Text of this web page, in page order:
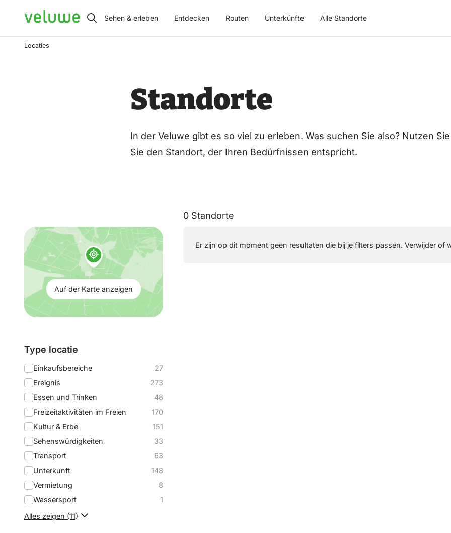
Veluwe Sehen & erleben Entdecken Routen Unterkünfte Alle Standorte
Locaties
Standorte
In der Veluwe gibt es so viel zu erleben. Was suchen Sie also? Nutzen
Sie den Standort, der Ihren Bedürfnissen entspricht.
0 Standorte
Er zijn op dit moment geen resultaten die bij je filters passen. Verwijder of
Auf
der
Karte
anzeigen:
Auf der Karte anzeigen
Filtern
nach:
Type locatie
Einkaufsbereiche
27
Ereignis
273
Essen und Trinken
48
Freizeitaktivitäten im Freien
170
Kultur & Erbe
151
Sehenswürdigkeiten
33
Transport
63
Unterkunft
148
Vermietung
8
Wassersport
1
Alles zeigen (11)